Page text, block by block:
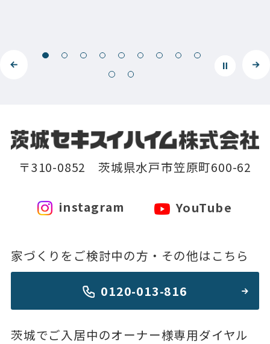
〒310-0852 茨城県水戸市笠原町600-62
instagram YouTube
家づくりをご検討中の方・その他はこちら
0120-013-816
茨城でご入居中のオーナー様専用ダイヤル